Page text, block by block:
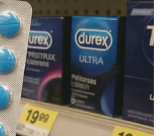
u raspodjeli obaveza i
je radio sve kako bi osigurao
je da njegovi napori ostaju
Istovremeno, bio je
vlastite stavove da bi
narušilo njegov identitet.
vlastitih potreba stvorile su